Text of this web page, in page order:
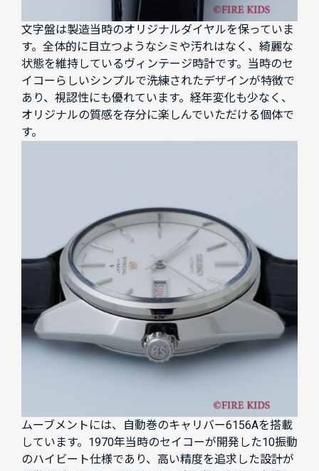
文字盤は製造当時のオリジナルダイヤルを保っていま
す。全体的に目立つようなシミや汚れはなく、綺麗な
状態を維持しているヴィンテージ時計です。当時のセ
イコーらしいシンプルで洗練されたデザインが特徴で
あり、視認性にも優れています。経年変化も少なく、
オリジナルの質感を存分に楽しんでいただける個体で
す。
ムーブメントには、自動巻のキャリバー6156Aを搭載
しています。1970年当時のセイコーが開発した10振動
のハイビート仕様であり、高い精度を追求した設計が